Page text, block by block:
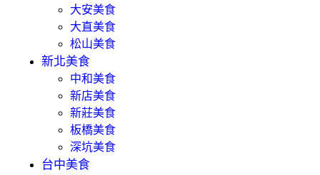
大安美食
大直美食
松山美食
新北美食
中和美食
新店美食
新莊美食
板橋美食
深坑美食
台中美食